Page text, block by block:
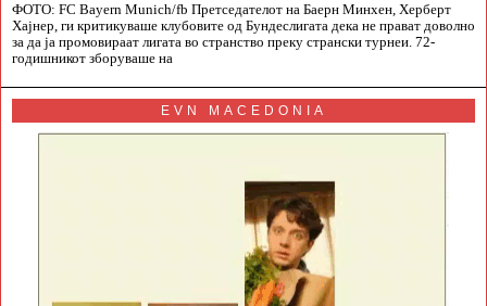
ФОТО: FC Bayern Munich/fb Претседателот на Баерн Минхен, Херберт
Хајнер, ги критикуваше клубовите од Бундеслигата дека не прават доволно
за да ја промовираат лигата во странство преку странски турнеи. 72-
годишникот зборуваше на
EVN MACEDONIA